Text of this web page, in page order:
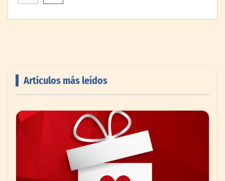
impulsando la colaboración en el sector
Artículos más leídos